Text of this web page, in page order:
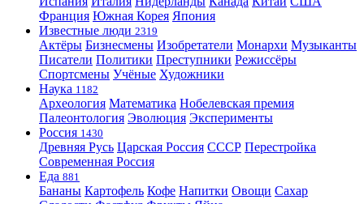
Франция Южная Корея Япония
Известные люди 2319
Актёры Бизнесмены Изобретатели Монархи Музыканты
Писатели Политики Преступники Режиссёры
Спортсмены Учёные Художники
Наука 1182
Археология Математика Нобелевская премия
Палеонтология Эволюция Эксперименты
Россия 1430
Древняя Русь Царская Россия СССР Перестройка
Современная Россия
Еда 881
Бананы Картофель Кофе Напитки Овощи Сахар